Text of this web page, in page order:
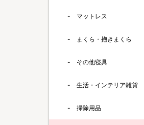
マットレス
まくら・抱きまくら
その他寝具
生活・インテリア雑貨
掃除用品